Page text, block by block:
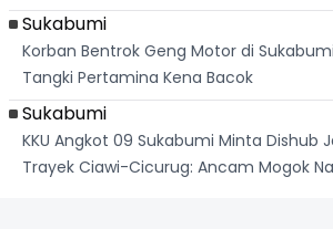
Sukabumi
Korban Bentrok Geng Motor di
Tangki Pertamina Kena Bacok
Sukabumi
KKU Angkot 09 Sukabumi Minta Dishub
Trayek Ciawi-Cicurug: Ancam Mogok